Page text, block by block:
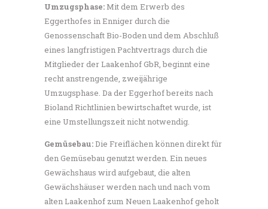
Umzugsphase:Mit dem Erwerb des
Eggerthofes in Enniger durch die
Genossenschaft Bio-Boden und dem Abschluß
eines langfristigen Pachtvertrags durch die
Mitglieder der Laakenhof GbR, beginnt eine
recht anstrengende, zweijährige
Umzugsphase. Da der Eggerhof bereits nach
Bioland Richtlinien bewirtschaftet wurde, ist
eine Umstellungszeit nicht notwendig.
Gemüsebau:Die Freiflächen können direkt für
den Gemüsebau genutzt werden. Ein neues
Gewächshaus wird aufgebaut, die alten
Gewächshäuser werden nach und nach vom
alten Laakenhof zum Neuen Laakenhof geholt